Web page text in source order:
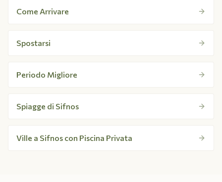
Come Arrivare
Spostarsi
Periodo Migliore
Spiagge di Sifnos
Ville a Sifnos con Piscina Privata